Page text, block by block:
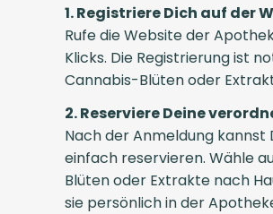
1. Registriere Dich auf der
Rufe die Website der
Klicks. Die Registrierung ist
Cannabis-Blüten oder
2. Reserviere Deine
Nach der Anmeldung
einfach reservieren. Wähle
Blüten oder Extrakte nach
sie persönlich in der